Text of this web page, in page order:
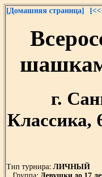
[Домашняя страница]
г.
Классика,
Тип турнира: ЛИЧНЫЙ